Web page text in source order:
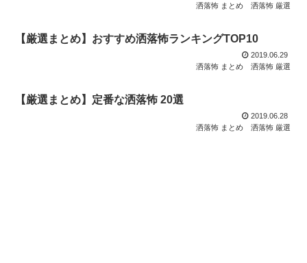
洒落怖 まとめ
洒落怖 厳選
【厳選まとめ】おすすめ洒落怖ランキングTOP10
2019.06.29
洒落怖 まとめ
洒落怖 厳選
【厳選まとめ】定番な洒落怖 20選
2019.06.28
洒落怖 まとめ
洒落怖 厳選